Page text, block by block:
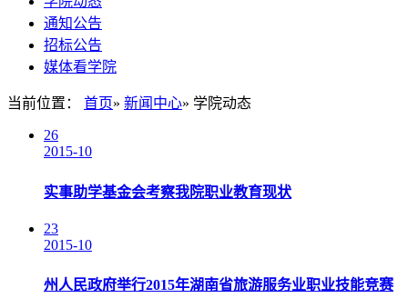
通知公告
招标公告
媒体看学院
当前位置： 首页» 新闻中心» 学院动态
26
2015-10
实事助学基金会考察我院职业教育现状
23
2015-10
州人民政府举行2015年湖南省旅游服务业职业技能竞赛